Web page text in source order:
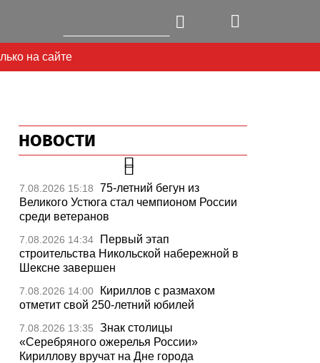
на сайте
НОВОСТИ
7.08.2026 15:18
75-летний бегун из
Великого Устюга стал чемпионом России
среди ветеранов
7.08.2026 14:34
Первый этап
строительства Никольской набережной в
Шексне завершен
7.08.2026 14:00
Кириллов с размахом
отметит свой 250-летний юбилей
7.08.2026 13:35
Знак столицы
«Серебряного ожерелья России»
Кириллову вручат на Дне города